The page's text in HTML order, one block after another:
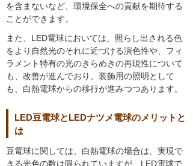
を含まないなど、環境保全への貢献を期待する
ことができます。
また、LED電球においては、照らし出される色
をより自然光のそれに近づける演色性や、フィ
ラメント特有の光のきらめきの再現性について
も、改善が進んでおり、装飾用の照明として
も、白熱電球からの移行が進みつつあります。
LED豆電球とLEDナツメ電球のメリットと
は
豆電球に関しては、白熱電球の場合は、実現で
きる光色の数は限られていますが、LED電球で